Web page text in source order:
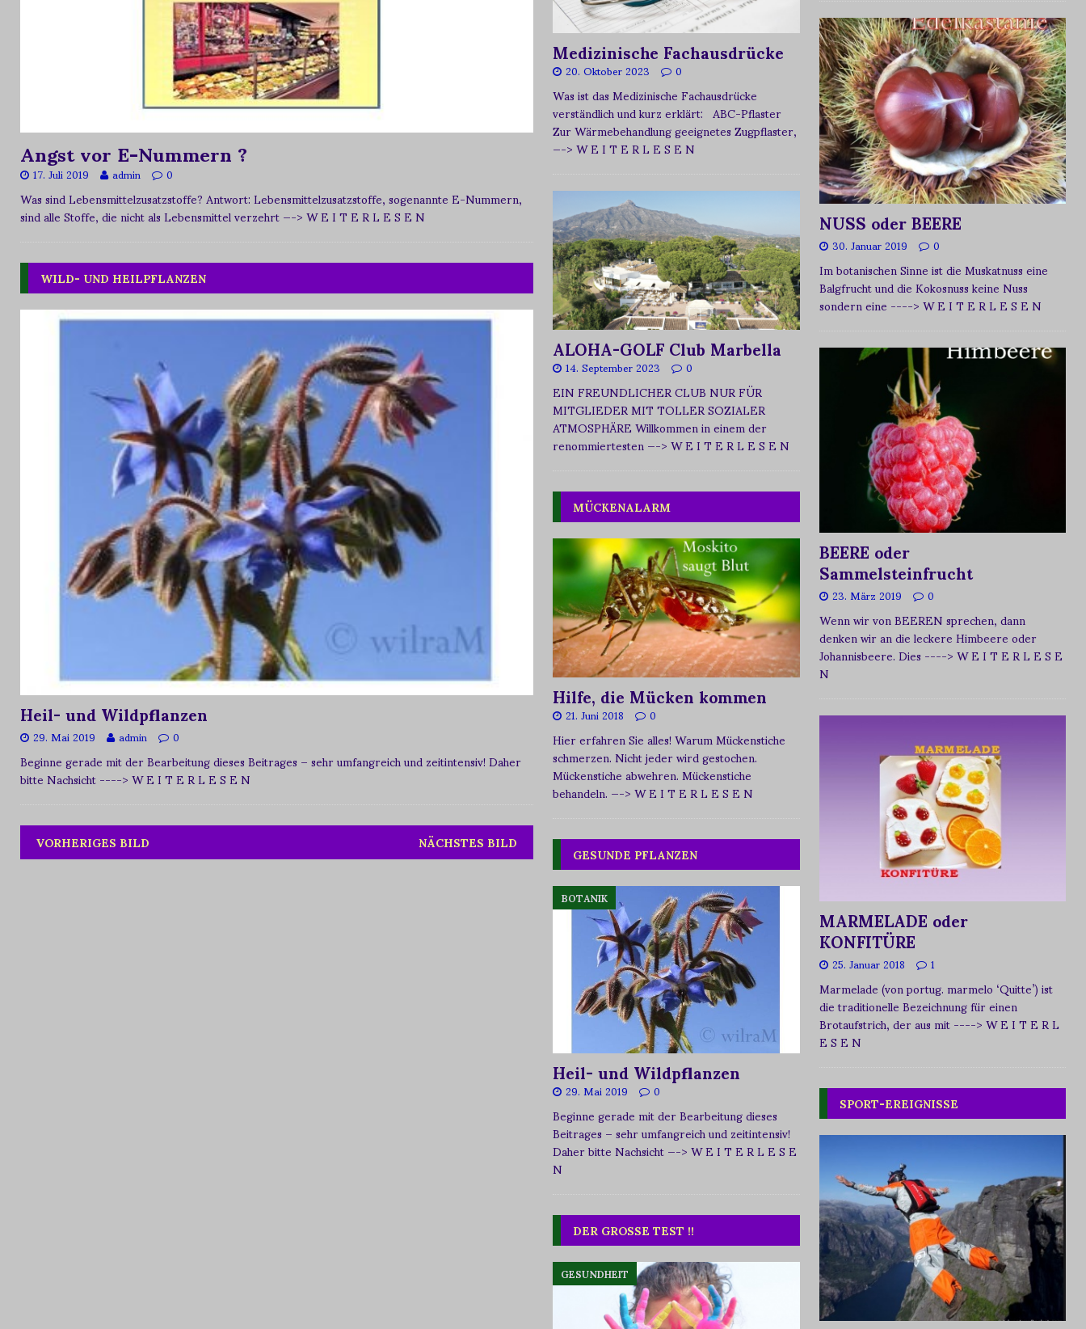
Angst vor E-Nummern ?
17. Juli 2019 admin 0
Was sind Lebensmittelzusatzstoffe? Antwort: Lebensmittelzusatzstoffe, sogenannte E-Nummern,
sind alle Stoffe, die nicht als Lebensmittel verzehrt—-> W E I T E R L E S E N
WILD- UND HEILPFLANZEN
Heil- und Wildpflanzen
29. Mai 2019 admin 0
Beginne gerade mit der Bearbeitung dieses Beitrages – sehr umfangreich und zeitintensiv! Daher
bitte Nachsicht----> W E I T E R L E S E N
VORHERIGES BILD
NÄCHSTES BILD
Medizinische Fachausdrücke
20. Oktober 2023 0
Was ist das Medizinische Fachausdrücke
verständlich und kurz erklärt: ABC-Pflaster
Zur Wärmebehandlung geeignetes Zugpflaster,
—-> W E I T E R L E S E N
ALOHA-GOLF Club Marbella
14. September 2023 0
EIN FREUNDLICHER CLUB NUR FÜR
MITGLIEDER MIT TOLLER SOZIALER
ATMOSPHÄRE Willkommen in einem der
renommiertesten—-> W E I T E R L E S E N
MÜCKENALARM
Hilfe, die Mücken kommen
21. Juni 2018 0
Hier erfahren Sie alles! Warum Mückenstiche
schmerzen. Nicht jeder wird gestochen.
Mückenstiche abwehren. Mückenstiche
behandeln.—-> W E I T E R L E S E N
GESUNDE PFLANZEN
BOTANIK
Heil- und Wildpflanzen
29. Mai 2019 0
Beginne gerade mit der Bearbeitung dieses
Beitrages – sehr umfangreich und zeitintensiv!
Daher bitte Nachsicht—-> W E I T E R L E S E
N
DER GROSSE TEST !!
GESUNDHEIT
NUSS oder BEERE
30. Januar 2019 0
Im botanischen Sinne ist die Muskatnuss eine
Balgfrucht und die Kokosnuss keine Nuss
sondern eine----> W E I T E R L E S E N
BEERE oder
Sammelsteinfrucht
23. März 2019 0
Wenn wir von BEEREN sprechen, dann
denken wir an die leckere Himbeere oder
Johannisbeere. Dies----> W E I T E R L E S E
N
MARMELADE oder
KONFITÜRE
25. Januar 2018 1
Marmelade (von portug. marmelo ‘Quitte’) ist
die traditionelle Bezeichnung für einen
Brotaufstrich, der aus mit----> W E I T E R L
E S E N
SPORT-EREIGNISSE